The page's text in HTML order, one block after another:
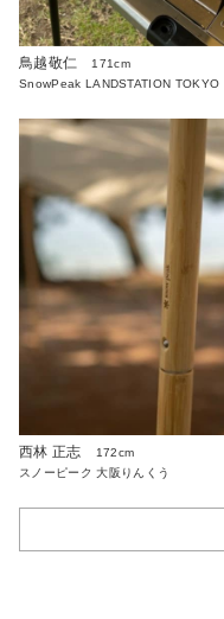
鳥越敬仁
171cm
SnowPeak LANDSTATION TOKYO
西林 正志
172cm
スノーピーク 大阪りんくう